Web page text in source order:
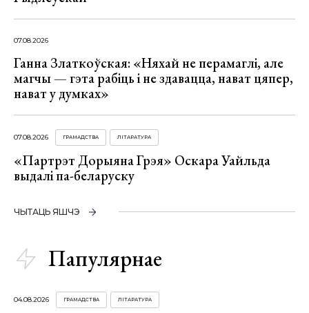
07.08.2026
Ганна Златкоўская: «Няхай не перамаглі, але
магчы — гэта рабіць і не здавацца, нават цяпер,
нават у думках»
07.08.2026 ГРАМАДСТВА ЛІТАРАТУРА
«Партрэт Дорыяна Грэя» Оскара Уайльда
выдалі па-беларуску
ЧЫТАЦЬ ЯШЧЭ
Папулярнае
04.08.2026 ГРАМАДСТВА ЛІТАРАТУРА